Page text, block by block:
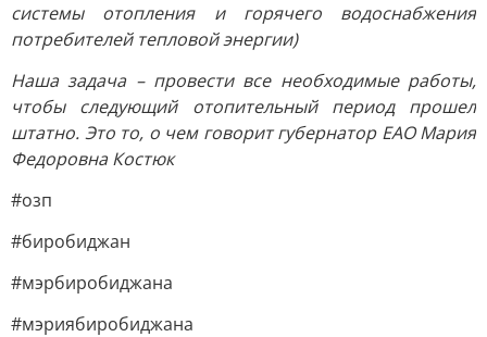
системы отопления и горячего водоснабжения
потребителей тепловой энергии)
Наша задача – провести все необходимые работы,
чтобы следующий отопительный период прошел
штатно. Это то, о чем говорит губернатор ЕАО Мария
Федоровна Костюк
#озп
#биробиджан
#мэрбиробиджана
#мэриябиробиджана